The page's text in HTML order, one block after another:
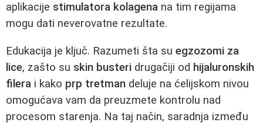
aplikacije stimulatora kolagena na tim regijama
mogu dati neverovatne rezultate.
Edukacija je ključ. Razumeti šta su egzozomi za
lice, zašto su skin busteri drugačiji od hijaluronskih
filera i kako prp tretman deluje na ćelijskom nivou
omogućava vam da preuzmete kontrolu nad
procesom starenja. Na taj način, saradnja između